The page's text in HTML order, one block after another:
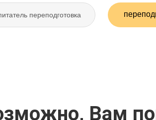
переподготовка
Вам